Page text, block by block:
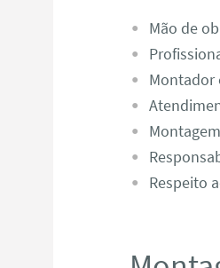
Mão de
Montador
Respeito